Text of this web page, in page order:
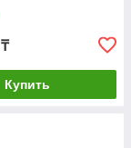
₸
Купить